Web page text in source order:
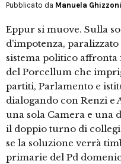
Pubblicato da Manuela Ghizzoni
Eppur si muove. Sulla
d’impotenza,
sistema politico
del Porcellum che
partiti, Parlamento e
dialogando con Renzi e
una sola Camera e una
il doppio turno di
se la soluzione verrà
primarie del Pd